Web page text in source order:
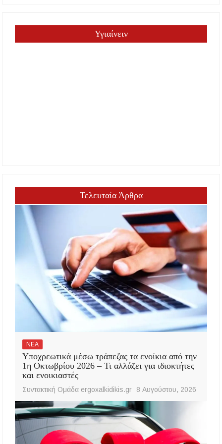
Υγιαίνειν
Τελευταία Άρθρα
ΝΕΑ
Υποχρεωτικά μέσω τράπεζας τα ενοίκια από την
1η Οκτωβρίου 2026 – Τι αλλάζει για ιδιοκτήτες
και ενοικιαστές
Συντακτική Ομάδα ergoxalkidikis.gr 8 Αυγούστου, 2026